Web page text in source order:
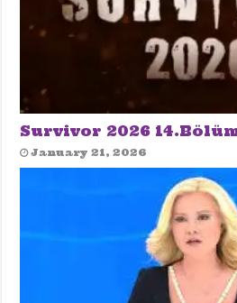
Survivor 2026
January 21, 2026